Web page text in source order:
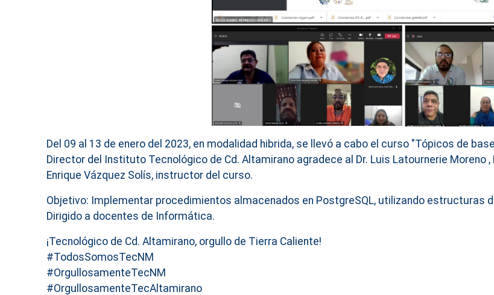
Del 09 al 13 de enero del 2023, en modalidad hibrida, se llevó a cabo el curso "Tópicos de
Director del Instituto Tecnológico de Cd. Altamirano agradece al Dr. Luis Latournerie Moreno
Enrique Vázquez Solís, instructor del curso.
Objetivo: Implementar procedimientos almacenados en PostgreSQL, utilizando estructuras
Dirigido a docentes de Informática.
¡Tecnológico de Cd. Altamirano, orgullo de Tierra Caliente!
#TodosSomosTecNM
#OrgullosamenteTecNM
#OrgullosamenteTecAltamirano